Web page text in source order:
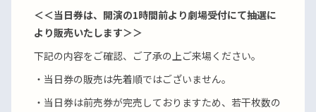
＜＜当日券は、開演の1時間前より劇場受付にて抽選に
より販売いたします＞＞
下記の内容をご確認、ご了承の上ご来場ください。
・当日券の販売は先着順ではございません。
・当日券は前売券が完売しておりますため、若干枚数の